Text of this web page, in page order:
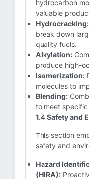
hydrocarbon
valuable
Hydrocracking:
break down
quality fuels.
Alkylation:
produce high-
Isomerization:
molecules to
Blending:
to meet
1.4 Safety and
This section
safety and
Hazard
(HIRA):